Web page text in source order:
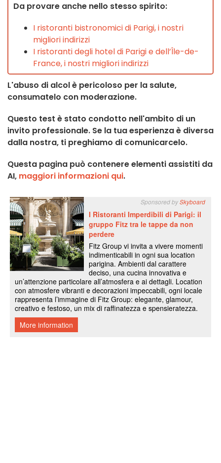
Da provare anche nello stesso spirito:
I ristoranti bistronomici di Parigi, i nostri
migliori indirizzi
I ristoranti degli hotel di Parigi e dell’Île-de-
France, i nostri migliori indirizzi
L'abuso di alcol è pericoloso per la salute,
consumatelo con moderazione.
Questo test è stato condotto nell'ambito di un
invito professionale. Se la tua esperienza è diversa
dalla nostra, ti preghiamo di comunicarcelo.
Questa pagina può contenere elementi assistiti da
AI, maggiori informazioni qui.